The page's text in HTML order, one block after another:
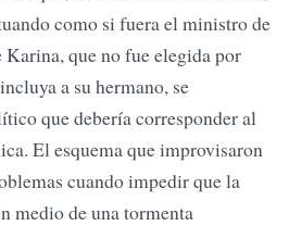
como si fuera el ministro de
que no fue elegida por
a su hermano, se
que debería corresponder al
El esquema que improvisaron
cuando impedir que la
medio de una tormenta